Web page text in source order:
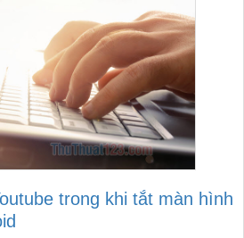
trong khi tắt màn hình